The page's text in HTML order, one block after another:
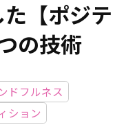
【ポジテ
の技術
ドフルネス
ション